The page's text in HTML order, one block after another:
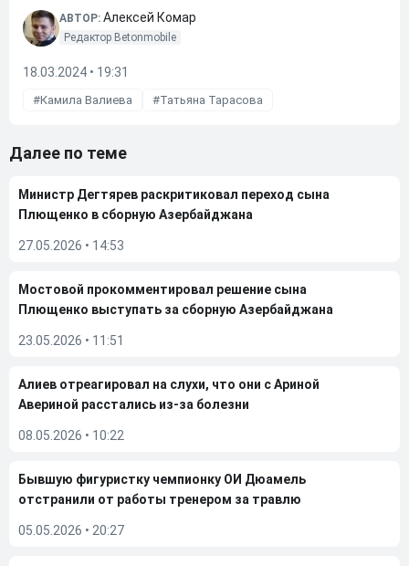
АВТОР: Алексей Комар
Редактор Betonmobile
18.03.2024 • 19:31
Камила Валиева Татьяна Тарасова
Далее по теме
Министр Дегтярев раскритиковал переход сына
Плющенко в сборную Азербайджана
27.05.2026 • 14:53
Мостовой прокомментировал решение сына
Плющенко выступать за сборную Азербайджана
23.05.2026 • 11:51
Алиев отреагировал на слухи, что они с Ариной
Авериной расстались из-за болезни
08.05.2026 • 10:22
Бывшую фигуристку чемпионку ОИ Дюамель
отстранили от работы тренером за травлю
05.05.2026 • 20:27